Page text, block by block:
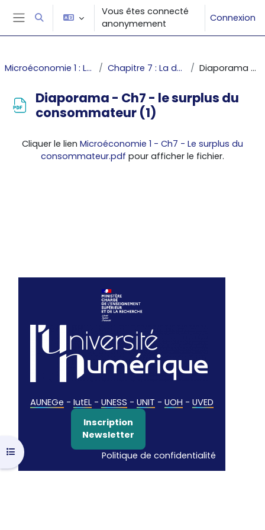
Passer au contenu principal
Panneau latéral
Activer/désactiver la saisie de recherche
Vous êtes connecté
anonymement
Connexion
Ouvrir l’index du cours
Microéconomie 1 : Les décisions du producteur et du consommateur Chapitre 7 : La demande globale et le surplus du consommateur Diaporama - Ch7 - le surplus du consommateur (1)
Diaporama - Ch7 - le surplus du
consommateur (1)
Cliquer le lien Microéconomie 1 - Ch7 - Le surplus du
consommateur.pdf pour afficher le fichier.
AUNEGe - IutEL - UNESS - UNIT - UOH - UVED
Inscription
Newsletter
Politique de confidentialité